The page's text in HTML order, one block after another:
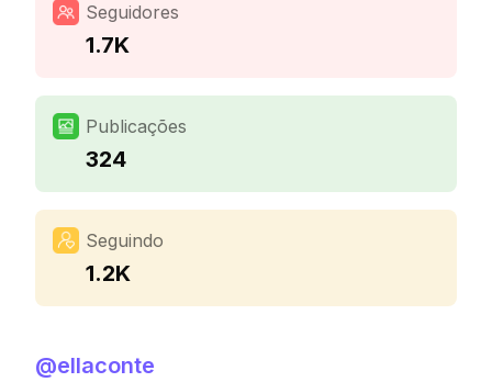
Seguidores
1.7K
Publicações
324
Seguindo
1.2K
@ellaconte